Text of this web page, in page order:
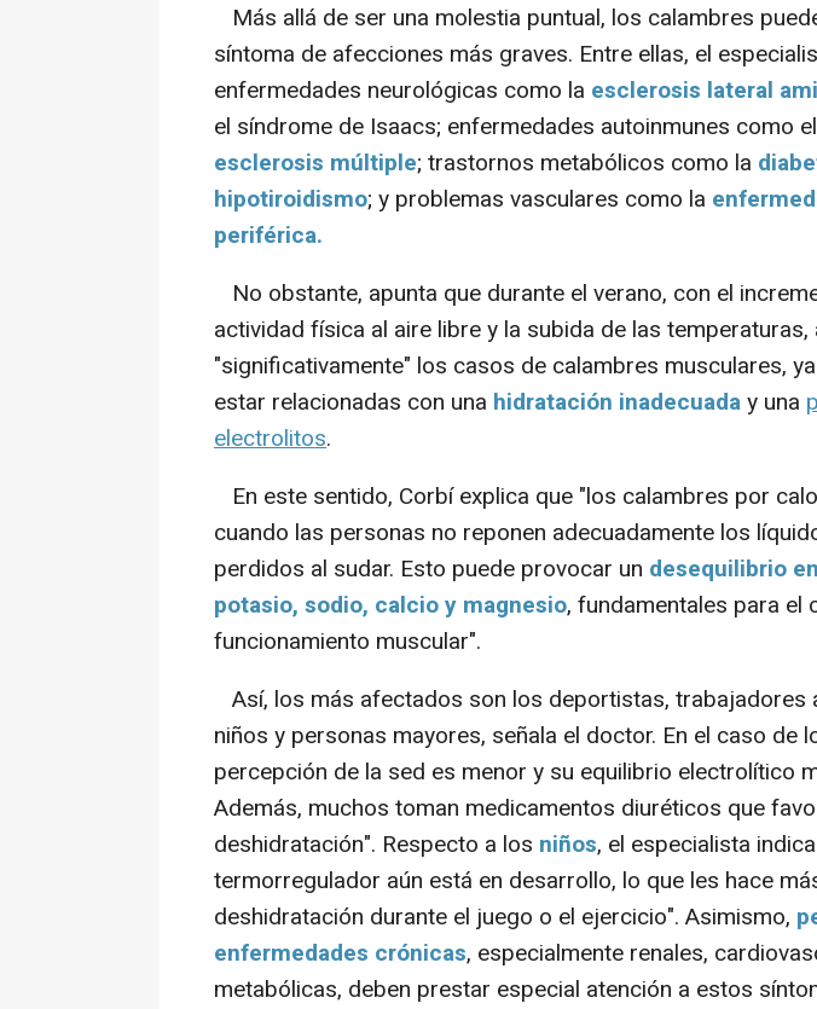
Más allá de ser una molestia puntual, los calambres
síntoma de afecciones más graves. Entre ellas, el
enfermedades neurológicas como la esclerosis lateral
el síndrome de Isaacs; enfermedades autoinmunes como el
esclerosis múltiple; trastornos metabólicos como la
hipotiroidismo; y problemas vasculares como la
periférica.
No obstante, apunta que durante el verano, con el
actividad física al aire libre y la subida de las temperaturas,
"significativamente" los casos de calambres musculares,
estar relacionadas con una hidratación inadecuaday una
electrolitos.
En este sentido, Corbí explica que "los calambres por
cuando las personas no reponen adecuadamente los
perdidos al sudar. Esto puede provocar un desequilibrio
potasio, sodio, calcio y magnesio, fundamentales para el
funcionamiento muscular".
Así, los más afectados son los deportistas, trabajadores
niños y personas mayores, señala el doctor. En el caso de
percepción de la sed es menor y su equilibrio electrolítico
Además, muchos toman medicamentos diuréticos que
deshidratación". Respecto a los niños, el especialista
termorregulador aún está en desarrollo, lo que les hace
deshidratación durante el juego o el ejercicio". Asimismo,
enfermedades crónicas, especialmente renales,
metabólicas, deben prestar especial atención a estos